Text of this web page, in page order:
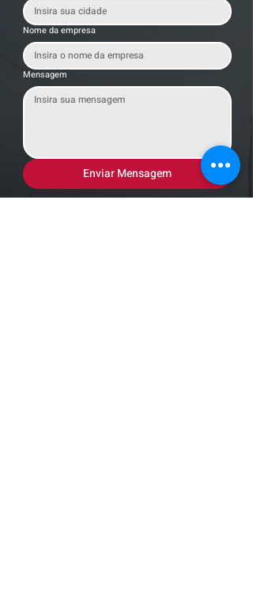
Nome da empresa
Mensagem
Enviar Mensagem